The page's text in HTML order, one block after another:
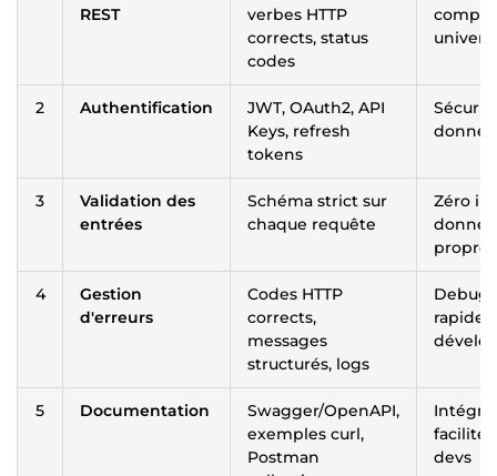
REST
verbes HTTP
corrects, status
codes
2 Authentification
JWT, OAuth2, API
Keys, refresh
tokens
3
Validation des
entrées
Schéma strict sur
chaque requête
Zéro
propres
4
Gestion
d'erreurs
Codes HTTP
corrects,
messages
structurés, logs
rapide,
5 Documentation
Swagger/OpenAPI,
exemples curl,
Postman
devs